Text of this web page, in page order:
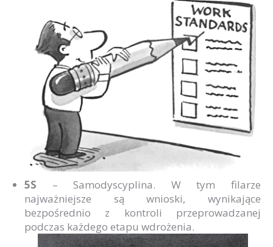
5S – Samodyscyplina. W tym filarze
najważniejsze są wnioski, wynikające
bezpośrednio z kontroli przeprowadzanej
podczas każdego etapu wdrożenia.